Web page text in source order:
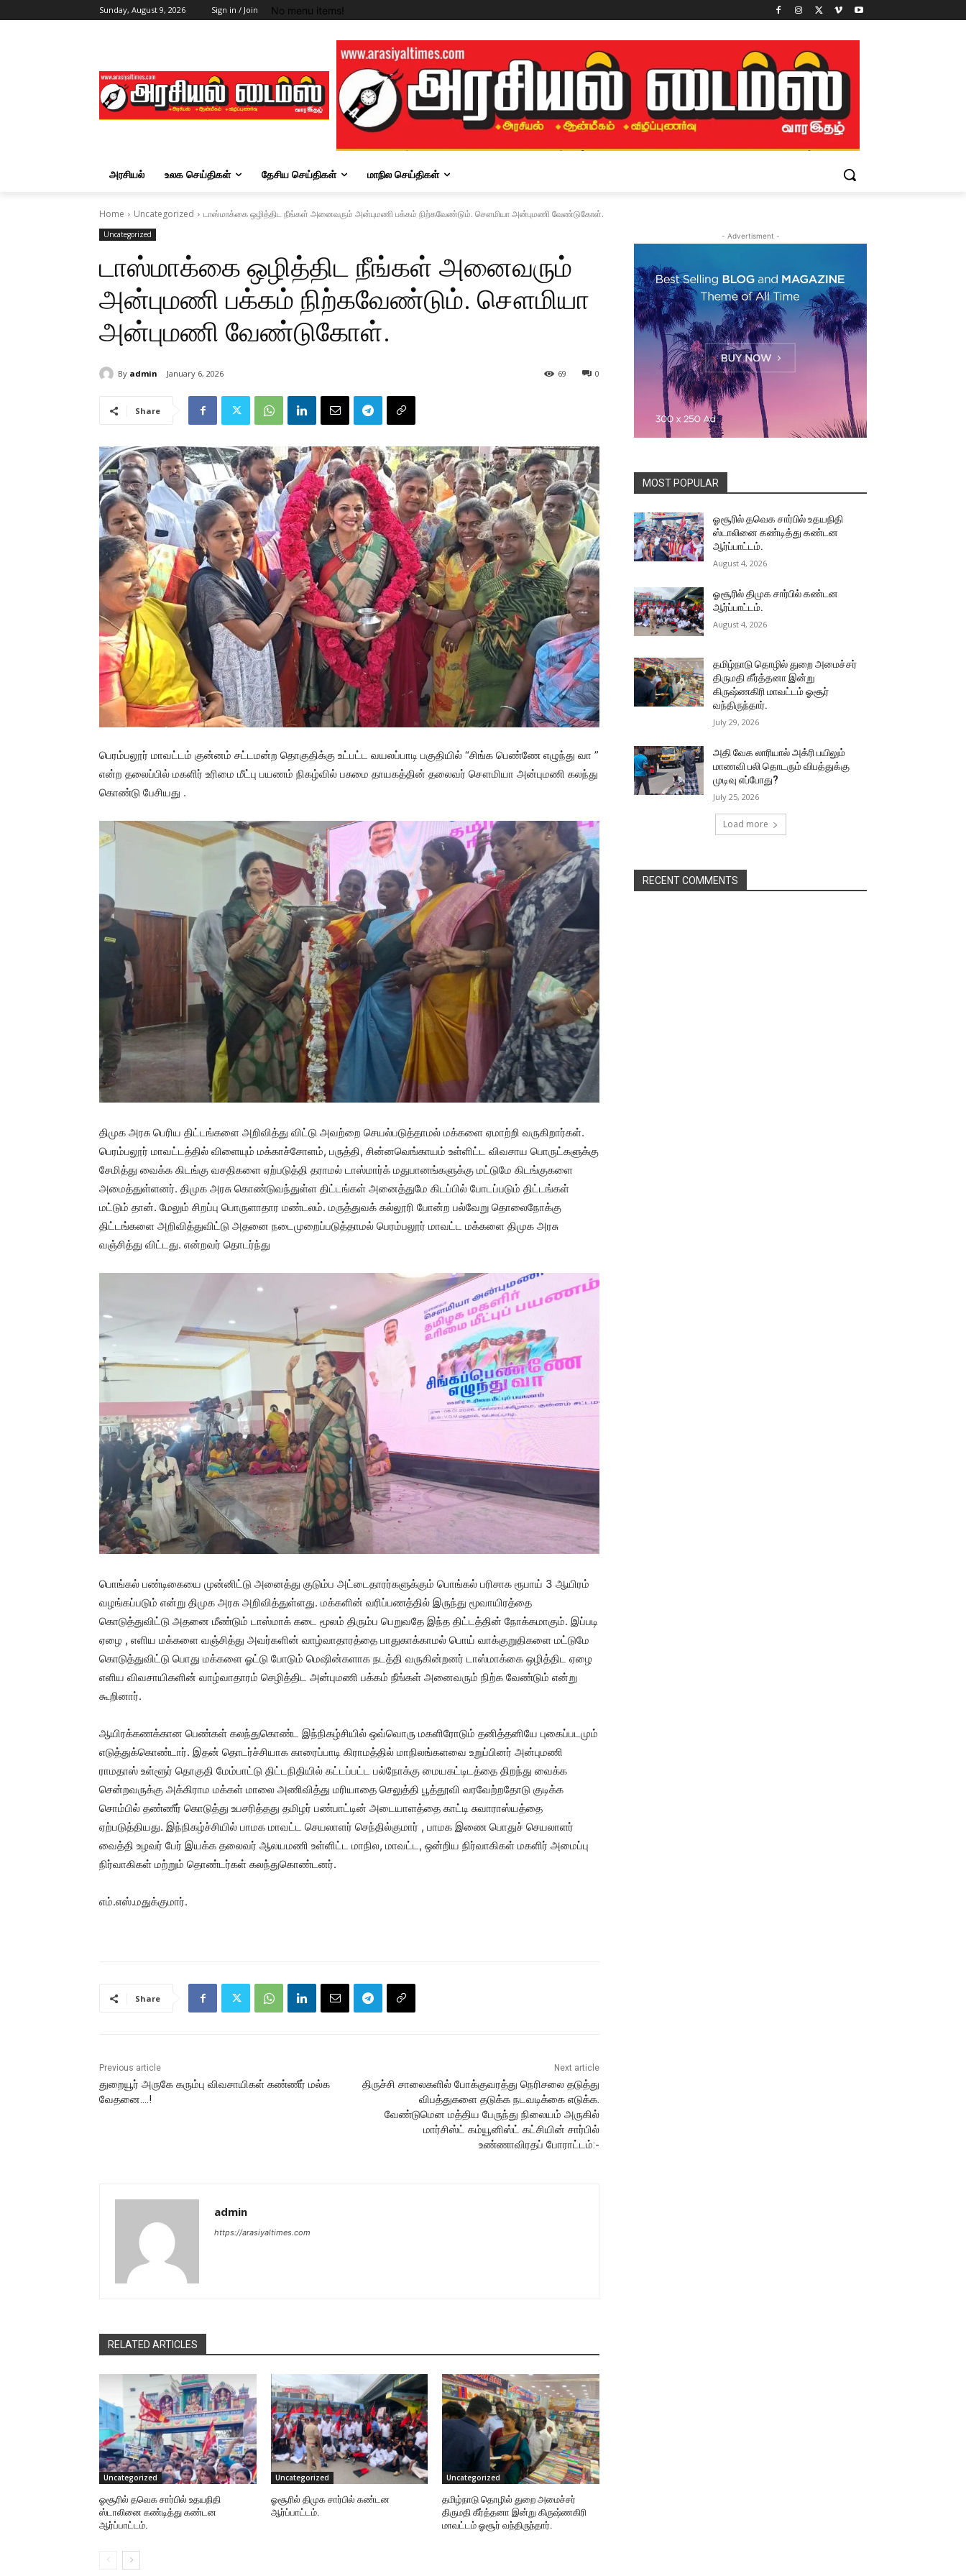
Sunday, August 9, 2026 Sign in / Join No menu items!
அரசியல் உலக செய்திகள் தேசிய செய்திகள் மாநில செய்திகள்
Home Uncategorized டாஸ்மாக்கை ஒழித்திட நீங்கள் அனைவரும் அன்புமணி பக்கம் நிற்கவேண்டும். சௌமியா அன்புமணி வேண்டுகோள்.
Uncategorized
டாஸ்மாக்கை ஒழித்திட நீங்கள் அனைவரும்
அன்புமணி பக்கம் நிற்கவேண்டும். சௌமியா
அன்புமணி வேண்டுகோள்.
By admin January 6, 2026 0
69
Share
பெரம்பலூர் மாவட்டம் குன்னம் சட்டமன்ற தொகுதிக்கு உட்பட்ட வயலப்பாடி பகுதியில் “சிங்க பெண்ணே எழுந்து வா ”
என்ற தலைப்பில் மகளிர் உரிமை மீட்பு பயணம் நிகழ்வில் பசுமை தாயகத்தின் தலைவர் சௌமியா அன்புமணி கலந்து
கொண்டு பேசியது .
திமுக அரசு பெரிய திட்டங்களை அறிவித்து விட்டு அவற்றை செயல்படுத்தாமல் மக்களை ஏமாற்றி வருகிறார்கள்.
பெரம்பலூர் மாவட்டத்தில் விளையும் மக்காச்சோளம், பருத்தி, சின்னவெங்காயம் உள்ளிட்ட விவசாய பொருட்களுக்கு
சேமித்து வைக்க கிடங்கு வசதிகளை ஏற்படுத்தி தராமல் டாஸ்மார்க் மதுபானங்களுக்கு மட்டுமே கிடங்குகளை
அமைத்துள்ளனர். திமுக அரசு கொண்டுவந்துள்ள திட்டங்கள் அனைத்துமே கிடப்பில் போடப்படும் திட்டங்கள்
மட்டும் தான். மேலும் சிறப்பு பொருளாதார மண்டலம். மருத்துவக் கல்லூரி போன்ற பல்வேறு தொலைநோக்கு
திட்டங்களை அறிவித்துவிட்டு அதனை நடைமுறைப்படுத்தாமல் பெரம்பலூர் மாவட்ட மக்களை திமுக அரசு
வஞ்சித்து விட்டது. என்றவர் தொடர்ந்து
பொங்கல் பண்டிகையை முன்னிட்டு அனைத்து குடும்ப அட்டைதாரர்களுக்கும் பொங்கல் பரிசாக ரூபாய் 3 ஆயிரம்
வழங்கப்படும் என்று திமுக அரசு அறிவித்துள்ளது. மக்களின் வரிப்பணத்தில் இருந்து மூவாயிரத்தை
கொடுத்துவிட்டு அதனை மீண்டும் டாஸ்மாக் கடை மூலம் திரும்ப பெறுவதே இந்த திட்டத்தின் நோக்கமாகும். இப்படி
ஏழை , எளிய மக்களை வஞ்சித்து அவர்களின் வாழ்வாதாரத்தை பாதுகாக்காமல் பொய் வாக்குறுதிகளை மட்டுமே
கொடுத்துவிட்டு பொது மக்களை ஓட்டு போடும் மெஷின்களாக நடத்தி வருகின்றனர் டாஸ்மாக்கை ஒழித்திட ஏழை
எளிய விவசாயிகளின் வாழ்வாதாரம் செழித்திட அன்புமணி பக்கம் நீங்கள் அனைவரும் நிற்க வேண்டும் என்று
கூறினார்.
ஆயிரக்கணக்கான பெண்கள் கலந்துகொண்ட இந்நிகழ்சியில் ஒவ்வொரு மகளிரோடும் தனித்தனியே புகைப்படமும்
எடுத்துக்கொண்டார். இதன் தொடர்ச்சியாக காரைப்பாடி கிராமத்தில் மாநிலங்களவை உறுப்பினர் அன்புமணி
ராமதாஸ் உள்ளூர் தொகுதி மேம்பாட்டு திட்டநிதியில் கட்டப்பட்ட பல்நோக்கு மையகட்டிடத்தை திறந்து வைக்க
சென்றவருக்கு அக்கிராம மக்கள் மாலை அணிவித்து மரியாதை செலுத்தி பூத்தூவி வரவேற்றதோடு குடிக்க
சொம்பில் தண்ணீர் கொடுத்து உபசரித்தது தமிழர் பண்பாட்டின் அடையாளத்தை காட்டி சுவாராஸ்யத்தை
ஏற்படுத்தியது. இந்நிகழ்ச்சியில் பாமக மாவட்ட செயலாளர் செந்தில்குமார் , பாமக இணை பொதுச் செயலாளர்
வைத்தி உழவர் பேர் இயக்க தலைவர் ஆலயமணி உள்ளிட்ட மாநில, மாவட்ட, ஒன்றிய நிர்வாகிகள் மகளிர் அமைப்பு
நிர்வாகிகள் மற்றும் தொண்டர்கள் கலந்துகொண்டனர்.
எம்.எஸ்.மதுக்குமார்.
Share
Previous article
துறையூர் அருகே கரும்பு விவசாயிகள் கண்ணீர் மல்க
வேதனை….!
Next article
திருச்சி சாலைகளில் போக்குவரத்து நெரிசலை தடுத்து
விபத்துகளை தடுக்க நடவடிக்கை எடுக்க.
வேண்டுமென மத்திய பேருந்து நிலையம் அருகில்
மார்சிஸ்ட் கம்யூனிஸ்ட் கட்சியின் சார்பில்
உண்ணாவிரதப் போராட்டம்:-
admin
https://arasiyaltimes.com
RELATED ARTICLES
Uncategorized
ஓசூரில் தவெக சார்பில் உதயநிதி
ஸ்டாலினை கண்டித்து கண்டன
ஆர்ப்பாட்டம்.
Uncategorized
ஓசூரில் திமுக சார்பில் கண்டன
ஆர்ப்பாட்டம்.
Uncategorized
தமிழ்நாடு தொழில் துறை அமைச்சர்
திருமதி கீர்த்தனா இன்று கிருஷ்ணகிரி
மாவட்டம் ஓசூர் வந்திருந்தார்.
- Advertisment -
MOST POPULAR
ஓசூரில் தவெக சார்பில் உதயநிதி
ஸ்டாலினை கண்டித்து கண்டன
ஆர்ப்பாட்டம்.
August 4, 2026
ஓசூரில் திமுக சார்பில் கண்டன
ஆர்ப்பாட்டம்.
August 4, 2026
தமிழ்நாடு தொழில் துறை அமைச்சர்
திருமதி கீர்த்தனா இன்று
கிருஷ்ணகிரி மாவட்டம் ஓசூர்
வந்திருந்தார்.
July 29, 2026
அதி வேக லாரியால் அக்ரி பயிலும்
மாணவி பலி தொடரும் விபத்துக்கு
முடிவு எப்போது?
July 25, 2026
Load more
RECENT COMMENTS